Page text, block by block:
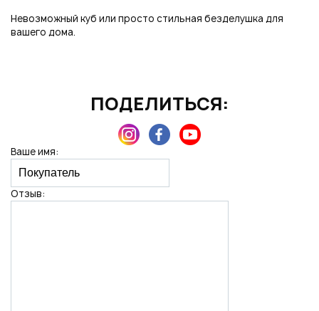
Невозможный куб или просто стильная безделушка для
вашего дома.
ПОДЕЛИТЬСЯ:
Ваше имя:
Отзыв:
Подписаться на новые возможности
Нажимая на кнопку "Отправить", вы даете согласие на обработку